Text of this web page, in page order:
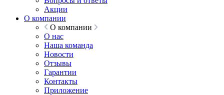
Акции
О компании
О компании
О нас
Наша команда
Новости
Отзывы
Гарантии
Контакты
Приложение